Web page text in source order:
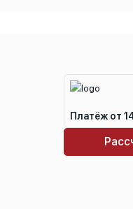
Платёж от